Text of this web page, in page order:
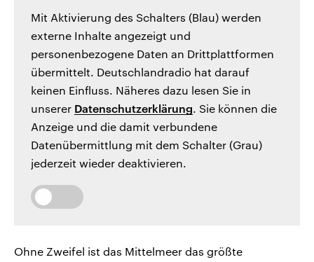
Mit Aktivierung des Schalters (Blau) werden
externe Inhalte angezeigt und
personenbezogene Daten an Drittplattformen
übermittelt. Deutschlandradio hat darauf
keinen Einfluss. Näheres dazu lesen Sie in
unserer Datenschutzerklärung. Sie können die
Anzeige und die damit verbundene
Datenübermittlung mit dem Schalter (Grau)
jederzeit wieder deaktivieren.
Ohne Zweifel ist das Mittelmeer das größte